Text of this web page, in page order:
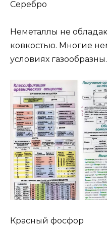
Серебро
Неметаллы не
ковкостью. Многие
условиях газообразны.
Красный фосфор